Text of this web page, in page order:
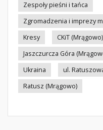
Zespoły pieśni i tańca
Zgromadzenia i imprezy
Kresy
CKiT (Mrągowo)
Jaszczurcza Góra
Ukraina
ul.
Ratusz (Mrągowo)